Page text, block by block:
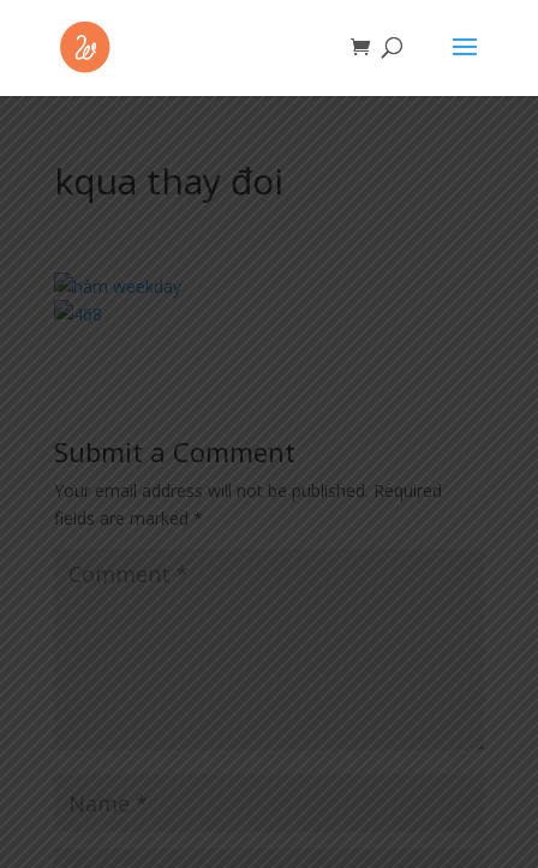
kqua thay đoi
Submit a Comment
Your email address will not be published. Required
fields are marked *